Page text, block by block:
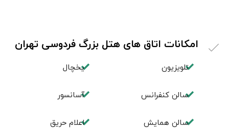
امکانات اتاق های هتل بزرگ فردوسی تهران
تلویزیون یخچال
سالن کنفرانس آسانسور
سالن همایش اعلام حریق